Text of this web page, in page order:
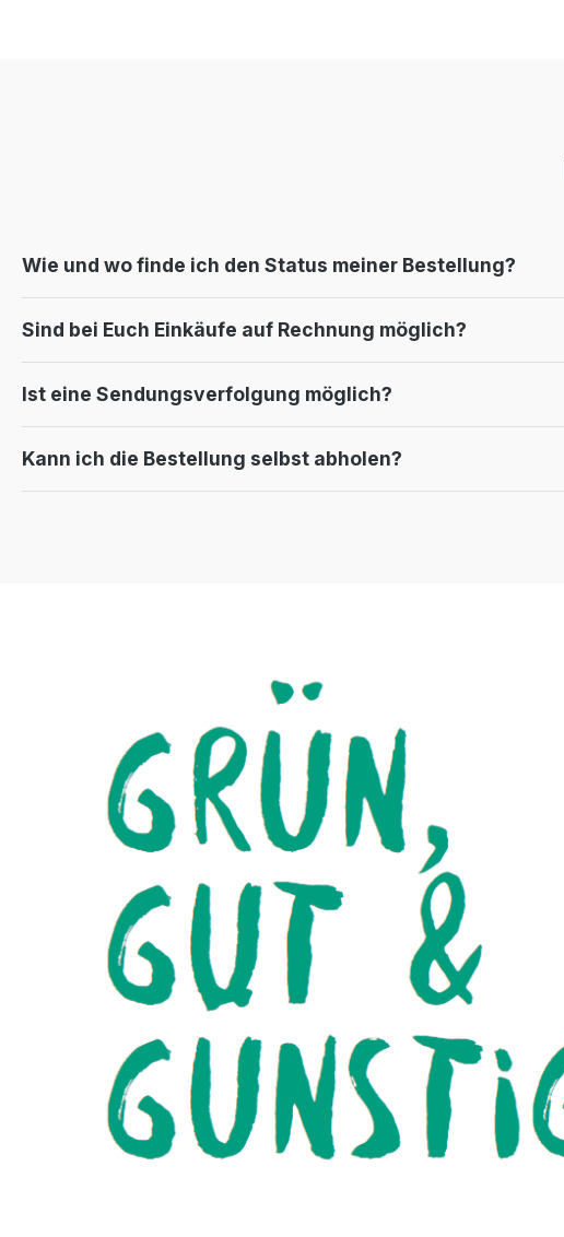
Wie und wo finde ich den Status meiner Bestellung?
Sind bei Euch Einkäufe auf Rechnung möglich?
Ist eine Sendungsverfolgung möglich?
Kann ich die Bestellung selbst abholen?